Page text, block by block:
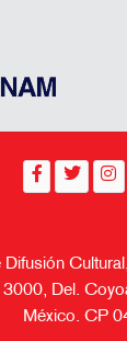
3000, Del.
México. CP